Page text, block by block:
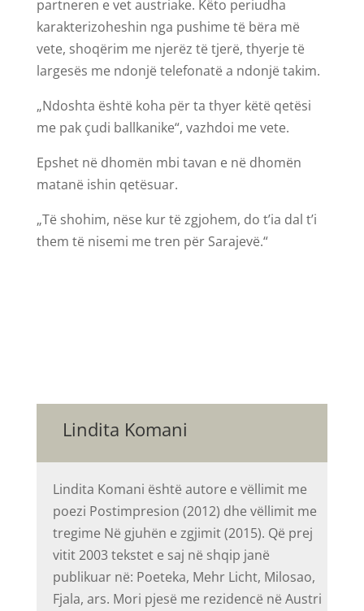
partneren e vet austriake. Këto periudha
karakterizoheshin nga pushime të bëra më
vete, shoqërim me njerëz të tjerë, thyerje të
largesës me ndonjë telefonatë a ndonjë takim.
„Ndoshta është koha për ta thyer këtë qetësi
me pak çudi ballkanike“, vazhdoi me vete.
Epshet në dhomën mbi tavan e në dhomën
matanë ishin qetësuar.
„Të shohim, nëse kur të zgjohem, do t’ia dal t’i
them të nisemi me tren për Sarajevë.“
Lindita Komani
Lindita Komani është autore e vëllimit me
poezi Postimpresion (2012) dhe vëllimit me
tregime Në gjuhën e zgjimit (2015). Që prej
vitit 2003 tekstet e saj në shqip janë
publikuar në: Poeteka, Mehr Licht, Milosao,
Fjala, ars. Mori pjesë me rezidencë në Austri